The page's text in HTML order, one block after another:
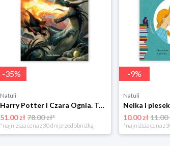
-35%
Natuli
Harry Potter i Czara Ognia. Tom 4 Media rodzina
51.00 zł78.00 zł*
*najniższa cena z 30 dni przed obniżką
-9%
Natuli
10.00 zł11.00
*najniższa cena z